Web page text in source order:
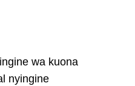
wa kuona
nyingine